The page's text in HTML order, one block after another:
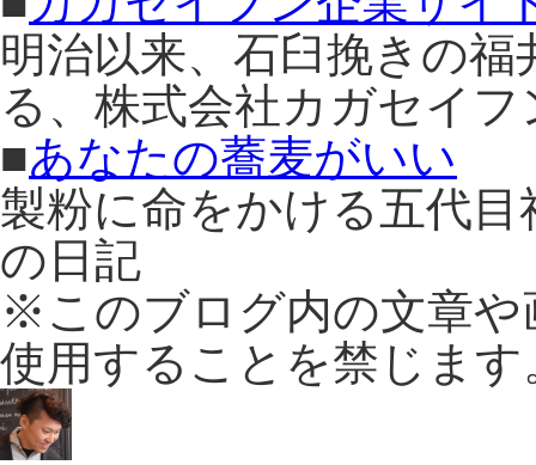
明治以来、石臼挽きの
る、株式会社カガセイ
■あなたの蕎麦がいい
製粉に命をかける五代
の日記
※このブログ内の文章や
使用することを禁じます